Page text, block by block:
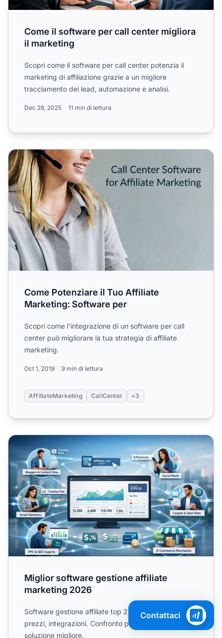
Come il software per call center migliora
il marketing
Scopri come il software per call center potenzia il
marketing di affiliazione grazie a un migliore
tracciamento dei lead, automazione e analisi.
Dec 28, 2025 11 min di lettura
Come Potenziare il Tuo Affiliate Marketing: Software per
Come Potenziare il Tuo Affiliate
Marketing: Software per
Scopri come l'integrazione di un software per call
center può migliorare la tua strategia di affiliate
marketing.
Oct 1, 2019 9 min di lettura
AffiliateMarketing CallCenter +3
Miglior software gestione affiliate marketing 2026
Miglior software gestione affiliate
marketing 2026
Software gestione affiliate top 2026: funzionalità,
prezzi, integrazioni. Confronto per scegliere la
soluzione migliore.
Contattaci